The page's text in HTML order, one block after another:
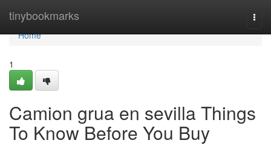
tinybookmarks
Home
Home
1
Camion grua en sevilla Things
To Know Before You Buy